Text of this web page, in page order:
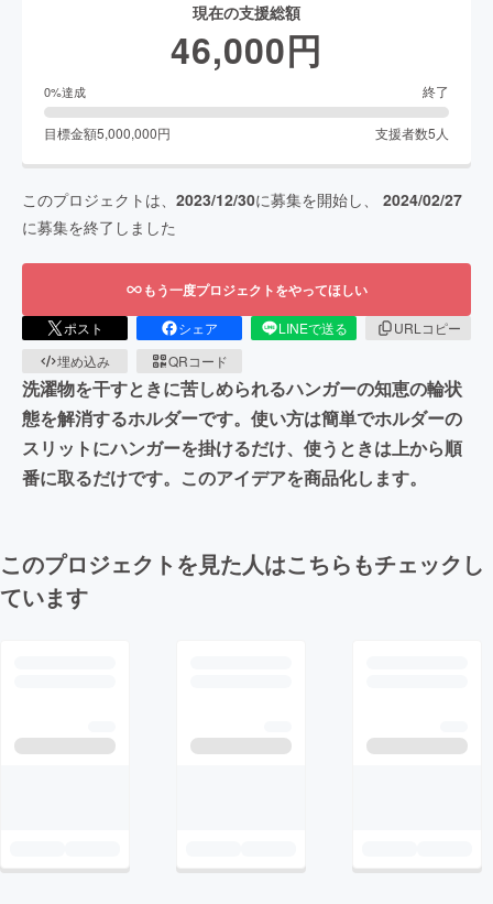
現在の支援総額
46,000円
0%達成 終了
目標金額5,000,000円 支援者数5 人
このプロジェクトは、 2023/12/30に募集を開始し、 2024/02/27
に募集を終了しました
もう一度プロジェクトをやってほしい
ポスト シェア LINEで送る
URLコピー
埋め込み
QRコード
洗濯物を干すときに苦しめられるハンガーの知恵の輪状
態を解消するホルダーです。使い方は簡単でホルダーの
スリットにハンガーを掛けるだけ、使うときは上から順
番に取るだけです。このアイデアを商品化します。
このプロジェクトを見た人はこちらもチェックし
ています